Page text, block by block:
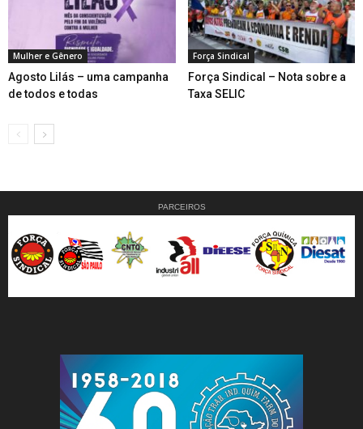
Mulher e Gênero
Agosto Lilás – uma campanha
de todos e todas
Força Sindical
Força Sindical – Nota sobre a
Taxa SELIC
PARCEIROS